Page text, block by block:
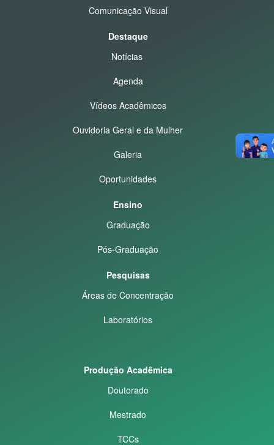
Comunicação Visual
Destaque
Notícias
Agenda
Vídeos Acadêmicos
Ouvidoria Geral e da Mulher
Galeria
Oportunidades
Ensino
Graduação
Pós-Graduação
Pesquisas
Áreas de Concentração
Laboratórios
Produção Acadêmica
Doutorado
Mestrado
TCCs